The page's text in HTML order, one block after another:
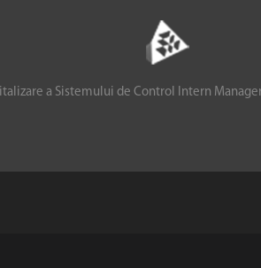
a Sistemului de Control Intern